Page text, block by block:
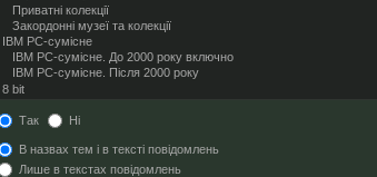
Так Ні
В назвах тем і в тексті повідомлень
Лише в текстах повідомлень